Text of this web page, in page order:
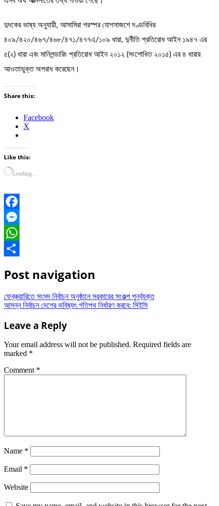
দুদকের ভাষ্য অনুযায়ী, আসামিরা পরস্পর যোগসাজশে দণ্ডবিধির
৪০৯/৪২০/৪৬৭/৪৬৮/৪৭১/৪৭৭এ/১০৯ ধারা, দুর্নীতি প্রতিরোধ আইন ১৯৪৭ এর
৫(২) ধারা এবং মানিলন্ডারিং প্রতিরোধ আইন ২০১২ (সংশোধিত ২০১৫) এর ৪ ধারার
আওতাভুক্ত অপরাধ করেছেন।
Share this:
Facebook
X
Like this:
Loading…
Facebook
Messenger
WhatsApp
Post navigation
ফেব্রুয়ারিতে সংসদ নির্বাচন অনুষ্ঠানে সরকারের সংকল্প পুনর্ব্যক্ত
আসন্ন নির্বাচন দেশের ভবিষ্যৎ গতিপথ নির্ধারণ করবে: সিইসি
Leave a Reply
Your email address will not be published. Required fields are
marked *
Comment *
Name *
Email *
Website